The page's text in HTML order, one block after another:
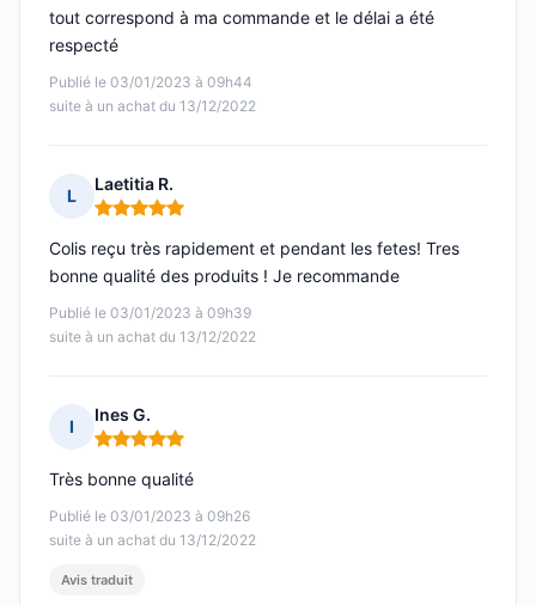
Publié le 03/01/2023 à 09h44
suite à un achat du 13/12/2022
tout correspond à ma commande et le délai a été
respecté
L
Laetitia R.
Note : 5 sur 5
Publié le 03/01/2023 à 09h39
suite à un achat du 13/12/2022
Colis reçu très rapidement et pendant les fetes! Tres
bonne qualité des produits ! Je recommande
I
Ines G.
Note : 5 sur 5
Publié le 03/01/2023 à 09h26
suite à un achat du 13/12/2022
Très bonne qualité
Avis traduit